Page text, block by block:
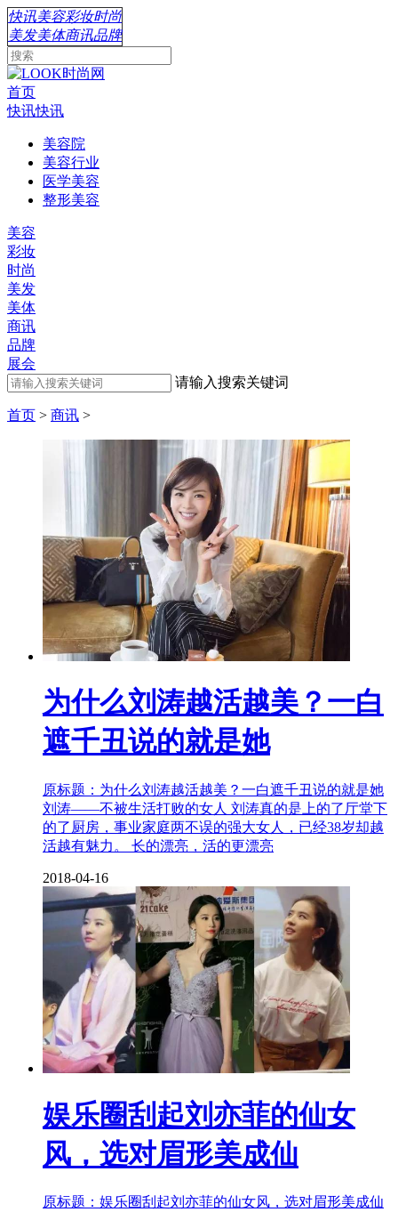
快讯美容彩妆时尚
美发美体商讯品牌
首页
快讯快讯
美容院
美容行业
医学美容
整形美容
美容
彩妆
时尚
美发
美体
商讯
品牌
展会
请输入搜索关键词
首页 > 商讯 >
为什么刘涛越活越美？一白
遮千丑说的就是她
原标题：为什么刘涛越活越美？一白遮千丑说的就是她
刘涛——不被生活打败的女人 刘涛真的是上的了厅堂下
的了厨房，事业家庭两不误的强大女人，已经38岁却越
活越有魅力。 长的漂亮，活的更漂亮
2018-04-16
娱乐圈刮起刘亦菲的仙女
风，选对眉形美成仙
原标题：娱乐圈刮起刘亦菲的仙女风，选对眉形美成仙